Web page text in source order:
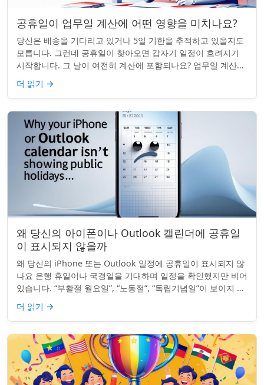
공휴일이 업무일 계산에 어떤 영향을 미치나요?
당신은 배송을 기다리고 있거나 5일 기한을 추적하고 있을지도
모릅니다. 그런데 공휴일이 찾아오면 갑자기 일정이 흐려지기
시작합니다. 그 날이 여전히 계산에 포함되나요? 업무일 계산을
할 때 공휴일은 생각보다 더 중요...
더 읽기 →
왜 당신의 아이폰이나 Outlook 캘린더에 공휴일
이 표시되지 않을까
왜 당신의 iPhone 또는 Outlook 일정에 공휴일이 표시되지 않
나요 은행 휴일이나 국경일을 기대하며 일정을 확인했지만 비어
있습니다. “부활절 월요일”, “노동절”, “독립기념일”이 보이지 않
네요. iPhon...
더 읽기 →